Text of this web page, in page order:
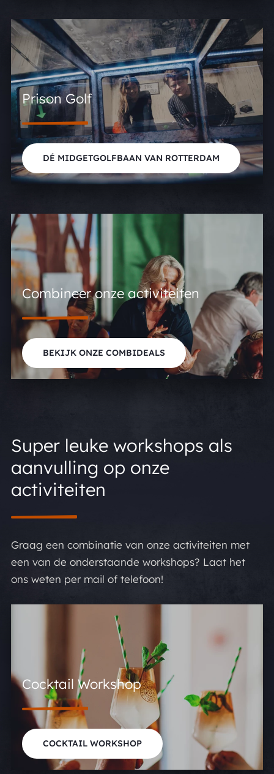
Prison Golf
DÉ MIDGETGOLFBAAN VAN ROTTERDAM
Combineer onze activiteiten
BEKIJK ONZE COMBIDEALS
Super leuke workshops als
aanvulling op onze
activiteiten
Graag een combinatie van onze activiteiten met
een van de onderstaande workshops? Laat het
ons weten per mail of telefoon!
Cocktail Workshop
COCKTAIL WORKSHOP